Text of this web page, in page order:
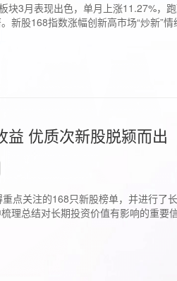
块3月表现出色，单月上涨11.27%，
新股168指数涨幅创新高市场“炒新”
益 优质次新股脱颍而出
点关注的168只新股榜单，并进行
理总结对长期投资价值有影响的重